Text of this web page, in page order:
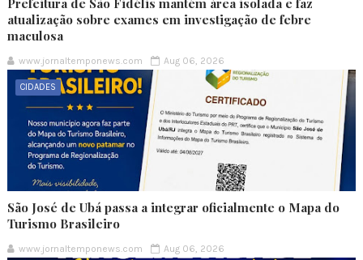
Prefeitura de São Fidélis mantém área isolada e faz
atualização sobre exames em investigação de febre
maculosa
www.jornaltemponews.com Aug 06, 2026
CIDADES
São José de Ubá passa a integrar oficialmente o Mapa do
Turismo Brasileiro
www.jornaltemponews.com Aug 06, 2026